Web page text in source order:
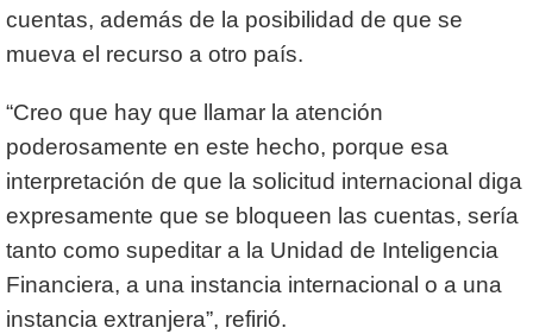
cuentas, además de la posibilidad de que se
mueva el recurso a otro país.
“Creo que hay que llamar la atención
poderosamente en este hecho, porque esa
interpretación de que la solicitud internacional diga
expresamente que se bloqueen las cuentas, sería
tanto como supeditar a la Unidad de Inteligencia
Financiera, a una instancia internacional o a una
instancia extranjera”, refirió.